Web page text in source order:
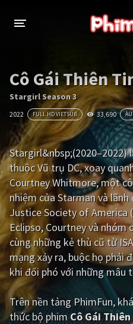
THỂ LOẠI
Thần thoại - Cổ trang
Tâm lý
Võ thuật - Kiếm hiệp
Kinh dị
Phiêu lưu
Viễn tưởng
Hoạt hình
Tình cảm - Lãng mạn
Giật gân
Bí ẩn
Cô Gái Thiên
Stargirl Season 3
2022 FULL HD VIETSUB 33,690
Stargirl&nbsp;(2020–2022)
thuộc Vũ trụ DC, xoay
Courtney Whitmore, một
nhiệm của Starman và
Justice Society of America
Eclipso, Courtney và nhóm
cùng những kẻ thù cũ từ
mạng xảy ra, buộc họ phải
khi đối phó với những mâu
Trên nền tảng PhimFun,
thức bộ phimCô Gái